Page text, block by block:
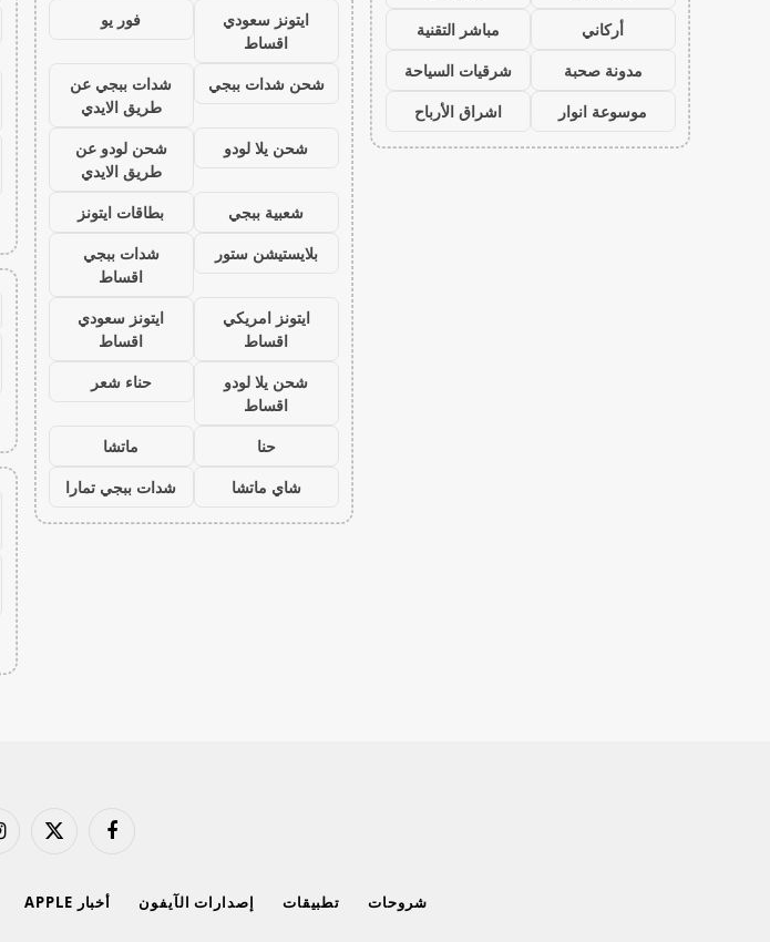
أركاني
مباشر التقنية
مدونة صحبة
شرقيات السياحة
موسوعة انوار
اشراق الأرباح
ايتونز سعودي
اقساط
فور يو
شحن شدات ببجي
شدات ببجي عن
طريق الايدي
شحن يلا لودو
شحن لودو عن
طريق الايدي
شعبية ببجي
بطاقات ايتونز
بلايستيشن ستور
شدات ببجي
اقساط
ايتونز امريكي
اقساط
ايتونز سعودي
اقساط
شحن يلا لودو
اقساط
حناء شعر
حنا
ماتشا
شاي ماتشا
شدات ببجي تمارا
فيسبوك
X
شروحات تطبيقات إصدارات الآيفون أخبار APPLE